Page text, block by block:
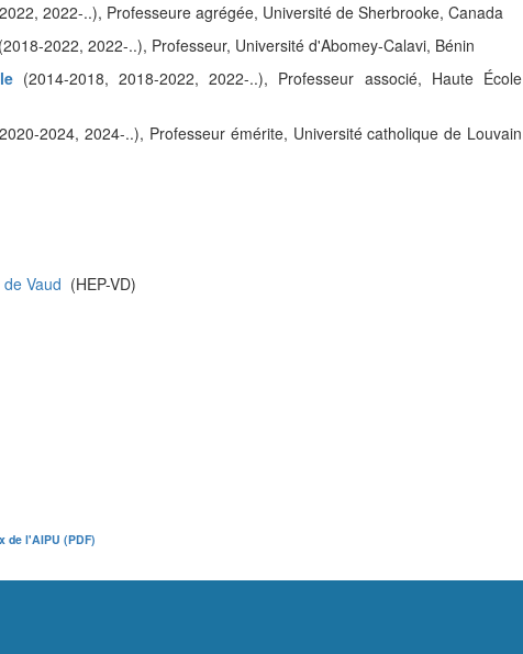
2022-..), Professeure agrégée, Université de Sherbrooke, Canada
2022, 2022-..), Professeur, Université d'Abomey-Calavi, Bénin
(2014-2018, 2018-2022, 2022-..), Professeur associé, Haute École
2024, 2024-..), Professeur émérite, Université catholique de Louvain
Vaud (HEP-VD)
de l'AIPU (PDF)